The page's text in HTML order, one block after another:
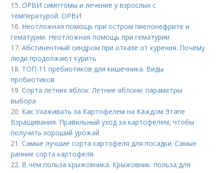
15.ОРВИ симптомы и лечение у взрослых с
температурой. ОРВИ
16. Неотложная помощь при остром пиелонефрите и
гематурии. Неотложная помощь при гематурии
17.Абстинентный синдром при отказе от курения. Почему
люди продолжают курить
18. ТОП-11 пребиотиков для кишечника. Виды
пробиотиков
19.Сорта летних яблок. Летние яблони: параметры
выбора
20. Как Ухаживать за Картофелем на Каждом Этапе
Взращивания. Правильный уход за картофелем, чтобы
получить хороший урожай
21.Самые лучшие сорта картофеля для посадки. Самые
ранние сорта картофеля
22. В чём польза крыжовника. Крыжовник: польза для